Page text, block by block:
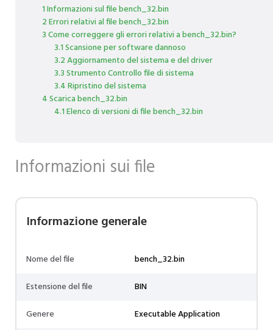
1 Informazioni sul file bench_32.bin
2 Errori relativi al file bench_32.bin
3 Come correggere gli errori relativi a bench_32.bin?
3.1 Scansione per software dannoso
3.2 Aggiornamento del sistema e del driver
3.3 Strumento Controllo file di sistema
3.4 Ripristino del sistema
4 Scarica bench_32.bin
4.1 Elenco di versioni di file bench_32.bin
Informazioni sui file
Informazione generale
Nome del file
bench_32.bin
Estensione del file
BIN
Genere
Executable Application